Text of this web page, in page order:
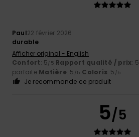
Paul22 février 2026
durable
Afficher original - English
Confort: 5/5 Rapport qualité / prix: 5
parfaite Matière: 5 /5 Coloris: 5 /5
Je recommande ce produit
5/5